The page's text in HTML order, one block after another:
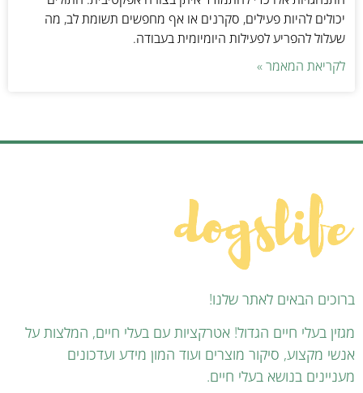
יכולים להיות פעילים, סקרנים או אף מחפשים תשומת לב, מה
שעלול להפריע לפעילות היומיומית בעבודה.
לקריאת המאמר »
ברוכים הבאים לאתר שלנו!
מגזין בעלי חיים הגדול! אטרקציות עם בעלי חיים, המלצות על
אנשי מקצוע, סיקור מוצרים ועוד המון מידע ועדכונים
מעניינים בנושא בעלי חיים.